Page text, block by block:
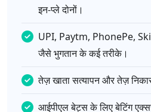
इन-प्ले दोनों।
UPI, Paytm, PhonePe,
जैसे भुगतान के कई तरीके।
तेज़ खाता सत्यापन और तेज़
आईपीएल बेट्स के लिए बेटिंग